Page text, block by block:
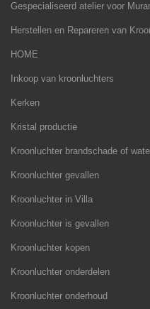
Gespecialiseerd atelier voor
Herstellen en Repareren van
HOME
Inkoop van kroonluchters
Kerken
Kristal productie
Kroonluchter brandschade of
Kroonluchter gevallen
Kroonluchter in Villa
Kroonluchter is gevallen
Kroonluchter kopen
Kroonluchter onderdelen
Kroonluchter onderhoud